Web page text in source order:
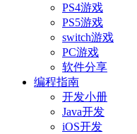
PS4游戏
PS5游戏
switch游戏
PC游戏
软件分享
编程指南
开发小册
Java开发
iOS开发